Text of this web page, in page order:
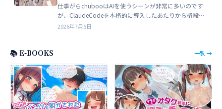
仕事がらchubooはAIを使うシーンが非常に多いのです
が、ClaudeCodeを本格的に導入したあたりから格段に
やれることが多くなった。昔からときどき思うことがあ
2026年7月6日
📚 E-BOOKS 一覧 →